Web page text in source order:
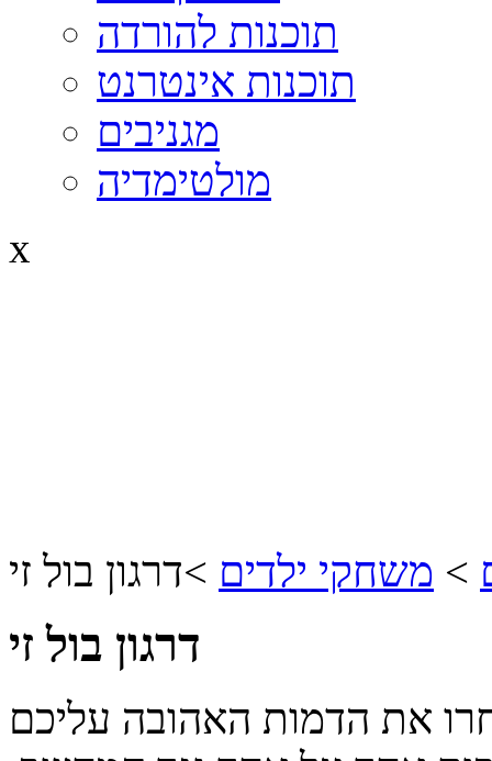
תוכנות להורדה
תוכנות אינטרנט
מגניבים
מולטימדיה
x
> משחקי ילדים >דרגון בול זי
דרגון בול זי
את הדמות האהובה עליכם